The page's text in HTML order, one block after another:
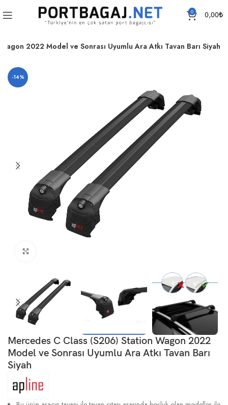
0 0,00₺
2022 Model ve Sonrası Uyumlu Ara Atkı Tavan Barı Siyah
-14%
Mercedes C Class (S206) Station Wagon 2022
Model ve Sonrası Uyumlu Ara Atkı Tavan Barı
Siyah